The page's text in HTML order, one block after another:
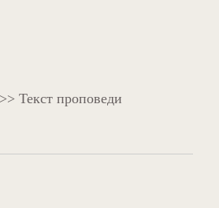
Текст проповеди